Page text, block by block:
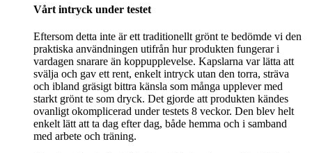
Vårt intryck under testet
Eftersom detta inte är ett traditionellt grönt te bedömde vi den
praktiska användningen utifrån hur produkten fungerar i
vardagen snarare än koppupplevelse. Kapslarna var lätta att
svälja och gav ett rent, enkelt intryck utan den torra, sträva
och ibland gräsigt bittra känsla som många upplever med
starkt grönt te som dryck. Det gjorde att produkten kändes
ovanligt okomplicerad under testets 8 veckor. Den blev helt
enkelt lätt att ta dag efter dag, både hemma och i samband
med arbete och träning.